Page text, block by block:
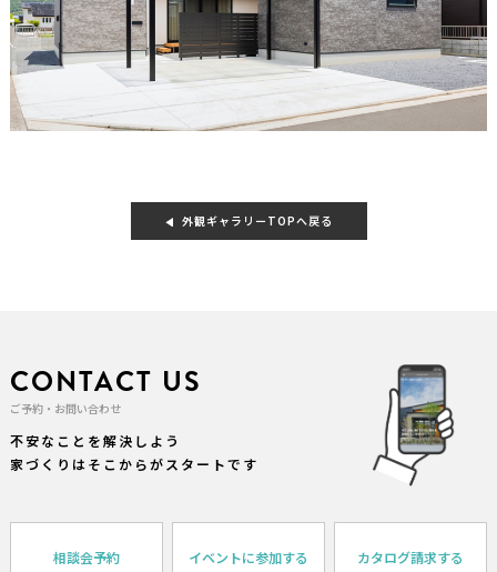
外観ギャラリーTOPへ戻る
CONTACT US
ご予約・お問い合わせ
不安なことを解決しよう
家づくりはそこからがスタートです
相談会予約 イベントに参加する カタログ請求する